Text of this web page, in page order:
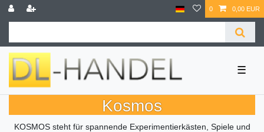
0 0,00 EUR
☰
Kosmos
KOSMOS steht für spannende Experimentierkästen, Spiele und